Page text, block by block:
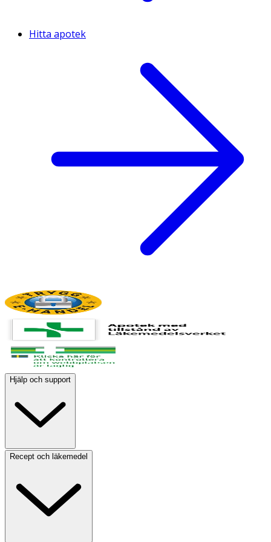
Hitta apotek
Hjälp och support
Recept och läkemedel